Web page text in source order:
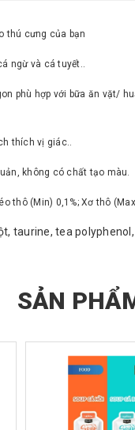
thú cưng của bạn
ngừ và cá tuyết..
phù hợp với bữa ăn
thích vị giác..
không có chất tạo màu.
thô (Min) 0,1%; Xơ thô
taurine, tea
SẢN